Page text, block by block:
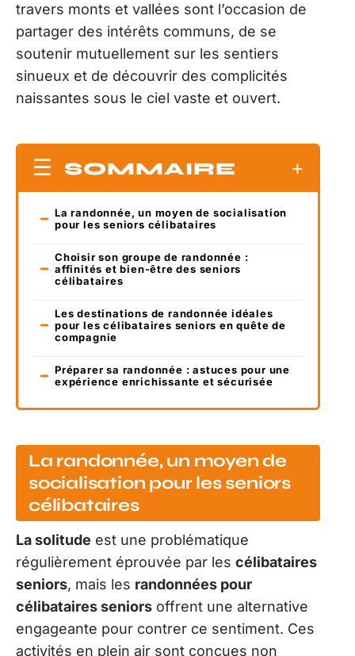
travers monts et vallées sont l’occasion de
partager des intérêts communs, de se
soutenir mutuellement sur les sentiers
sinueux et de découvrir des complicités
naissantes sous le ciel vaste et ouvert.
SOMMAIRE
La randonnée, un moyen de socialisation
pour les seniors célibataires
Choisir son groupe de randonnée :
affinités et bien-être des seniors
célibataires
Les destinations de randonnée idéales
pour les célibataires seniors en quête de
compagnie
Préparer sa randonnée : astuces pour une
expérience enrichissante et sécurisée
La randonnée, un moyen de
socialisation pour les seniors
célibataires
La solitude est une problématique
régulièrement éprouvée par les célibataires
seniors, mais les randonnées pour
célibataires seniors offrent une alternative
engageante pour contrer ce sentiment. Ces
activités en plein air sont conçues non